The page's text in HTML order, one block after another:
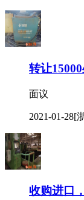
转让
面议
2021-01-28[
收购进口